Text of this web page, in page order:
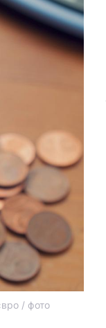
/ фото